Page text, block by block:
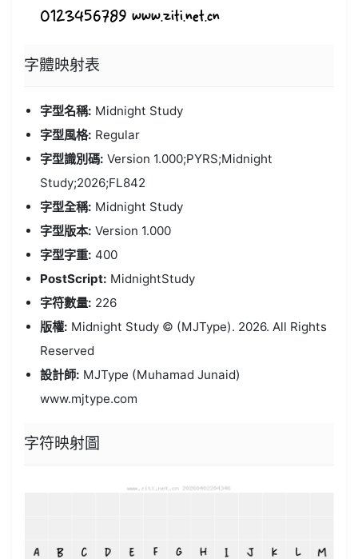
字體映射表
字型名稱: Midnight Study
字型風格: Regular
字型識別碼: Version 1.000;PYRS;Midnight
Study;2026;FL842
字型全稱: Midnight Study
字型版本: Version 1.000
字型字重: 400
PostScript: MidnightStudy
字符數量: 226
版權: Midnight Study © (MJType). 2026. All Rights
Reserved
設計師: MJType (Muhamad Junaid)
www.mjtype.com
字符映射圖